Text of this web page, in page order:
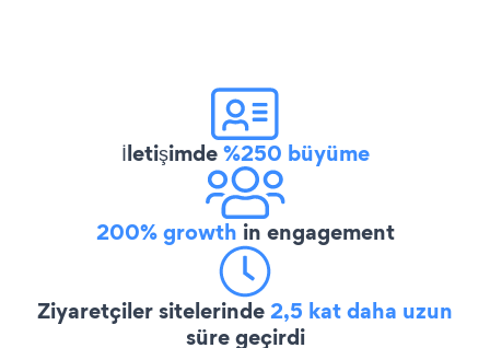
İletişimde%250 büyüme
200% growth in engagement
Ziyaretçiler sitelerinde2,5 kat daha uzun
süre geçirdi